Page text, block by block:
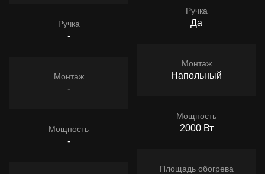
Ручка
-
Монтаж
-
Мощность
-
Ручка
Да
Монтаж
Напольный
Мощность
2000 Вт
Площадь обогрева